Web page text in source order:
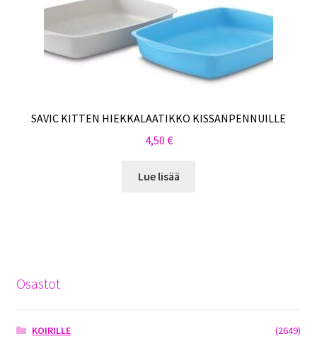
SAVIC KITTEN HIEKKALAATIKKO KISSANPENNUILLE
4,50 €
Lue lisää
Osastot
KOIRILLE
(2649)